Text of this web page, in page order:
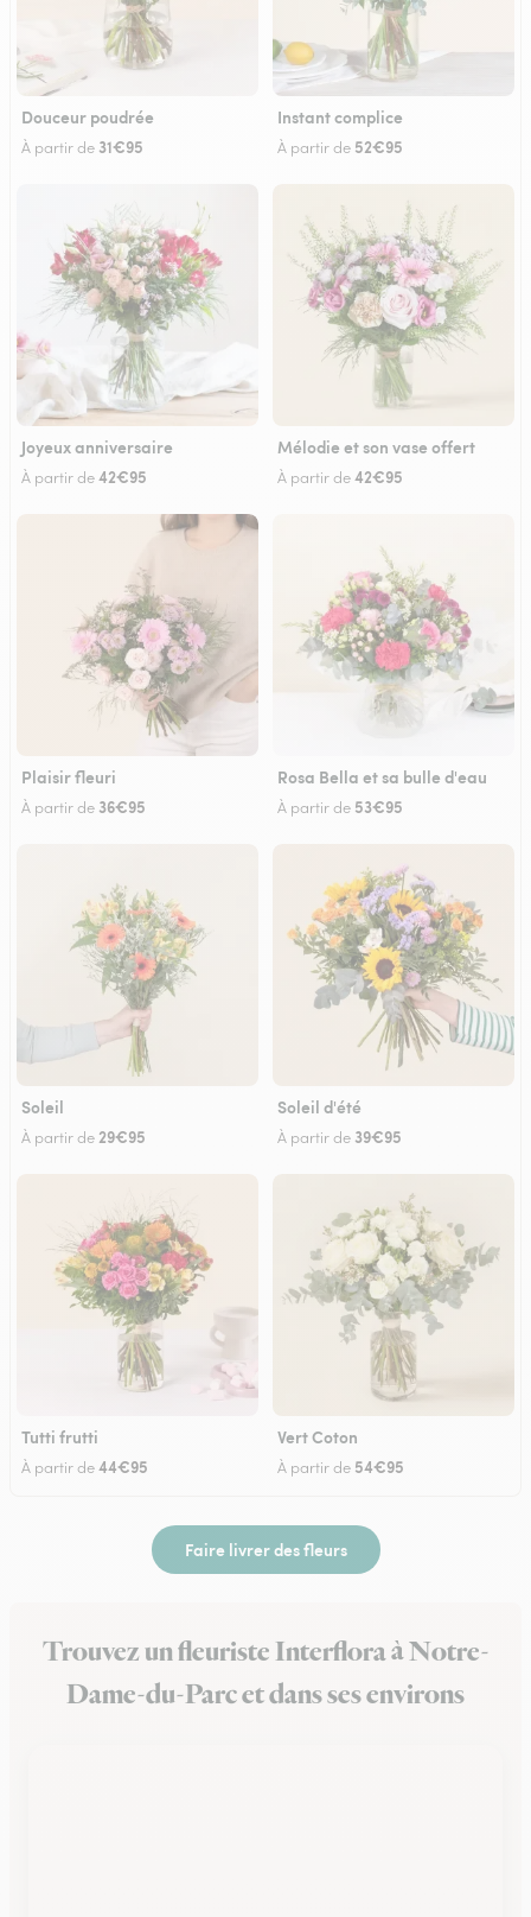
Douceur poudrée
À partir de 31€95
Instant complice
À partir de 52€95
Joyeux anniversaire
À partir de42€95
Mélodie et son vase offert
À partir de42€95
Plaisir fleuri
À partir de 36€95
Rosa Bella et sa bulle d'eau
À partir de 53€95
Soleil
À partir de 29€95
Soleil d'été
À partir de 39€95
Tutti frutti
À partir de44€95
Vert Coton
À partir de 54€95
Faire livrer des fleurs
Trouvez un fleuriste Interflora à Notre-
Dame-du-Parc et dans ses environs